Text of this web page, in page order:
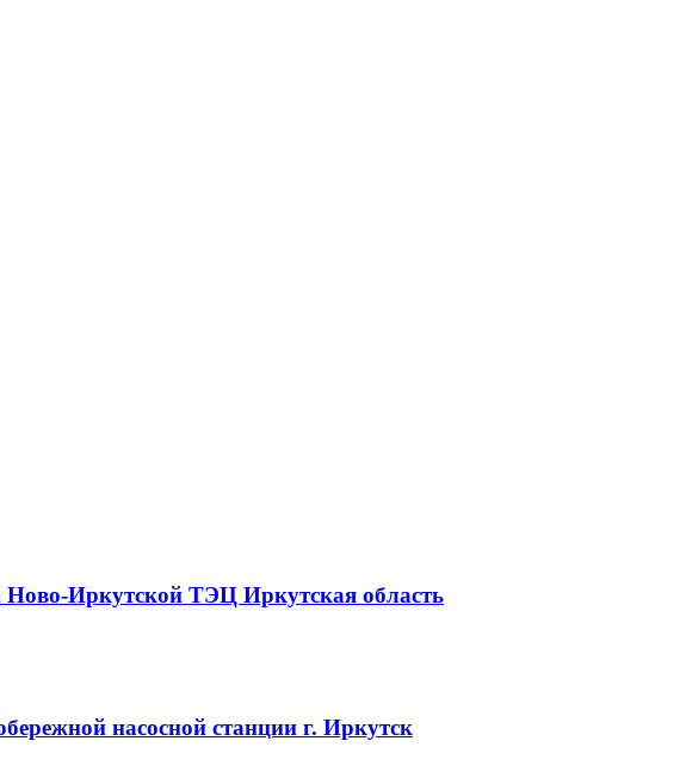
Иркутской ТЭЦ Иркутская область
насосной станции г. Иркутск